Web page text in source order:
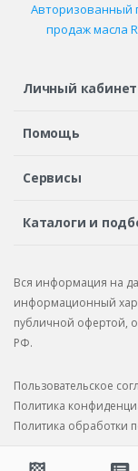
Авторизованный
продаж масла
Личный кабинет
Регистрация или
Помощь
Шины в кредит
Сервисы
Автосервисы
Рекламации по
Каталоги и
Подбор запчастей
Каталог
Вся информация на
информационный
публичной офертой,
РФ.
Пользовательское
Политика
Политика обработки